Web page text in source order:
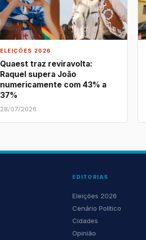
ELEIÇÕES 2026
Quaest traz reviravolta:
Raquel supera João
numericamente com 43% a
37%
28/07/2026
EDITORIAS
Eleições 2026
Cenário Político
Cidades
Opinião